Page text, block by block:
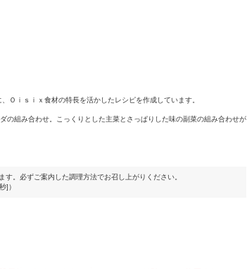
Ｏｉｓｉｘ食材の特長を活かしたレシピを作成しています。
の組み合わせ。こっくりとした主菜とさっぱりした味の副菜の組み合わせが
。必ずご案内した調理方法でお召し上がりください。
]）